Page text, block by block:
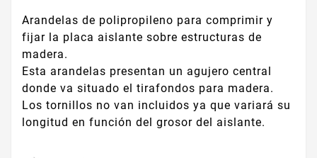
Arandelas de polipropileno para comprimir y
fijar la placa aislante sobre estructuras de
madera.
Esta arandelas presentan un agujero central
donde va situado el tirafondos para madera.
Los tornillos no van incluidos ya que variará su
longitud en función del grosor del aislante.